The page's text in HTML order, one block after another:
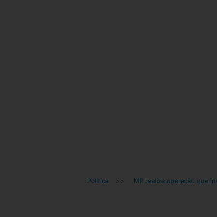
Política >> MP realiza operação que